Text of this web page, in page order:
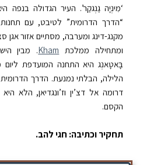
‘מִינְיָה גַנְגקַר’. העיר הגדולה בנפה
“הדרך הדרומית” לטיבט, עם
מקנג-דינג ומערבה, מסתיים אזור אגן
ומתחילה ממלכת Kham. מבין
בָּאטָאנְג היא התחנה המועדפת ליום
הלילה, הבלתי נמנעת. הדרך
דרומה אל דצ’ין וז’ונגדיאן, הלא
הקסם.
תחקיר וכתיבה: חגי להב.